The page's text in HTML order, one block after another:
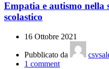
Empatia e autismo nella
scolastico
16 Ottobre 2021
Pubblicato da
1 comment